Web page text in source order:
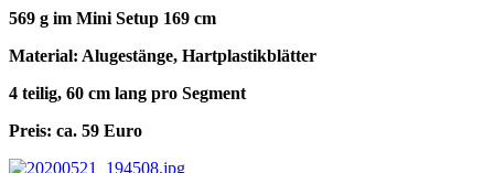
569 g im Mini Setup 169 cm
Material: Alugestänge, Hartplastikblätter
4 teilig, 60 cm lang pro Segment
Preis: ca. 59 Euro